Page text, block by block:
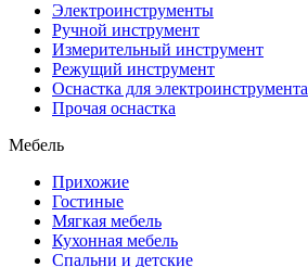
Электроинструменты
Ручной инструмент
Измерительный инструмент
Режущий инструмент
Оснастка для электроинструмента
Прочая оснастка
Мебель
Прихожие
Гостиные
Мягкая мебель
Кухонная мебель
Спальни и детские